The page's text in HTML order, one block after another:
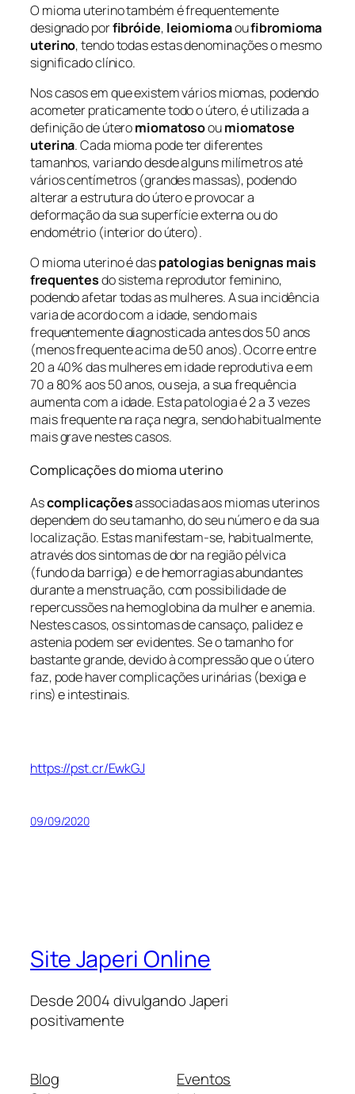
O mioma uterino também é frequentemente
designado porfibróide, leiomiomaoufibromioma
uterino, tendo todas estas denominações o mesmo
significado clínico.
Nos casos em que existem vários miomas, podendo
acometer praticamente todo o útero, é utilizada a
definição de úteromiomatosooumiomatose
uterina. Cada mioma pode ter diferentes
tamanhos, variando desde alguns milímetros até
vários centímetros (grandes massas), podendo
alterar a estrutura do útero e provocar a
deformação da sua superfície externa ou do
endométrio (interior do útero).
O mioma uterino é daspatologias benignas mais
frequentesdo sistema reprodutor feminino,
podendo afetar todas as mulheres. A sua incidência
varia de acordo com a idade, sendo mais
frequentemente diagnosticada antes dos 50 anos
(menos frequente acima de 50 anos). Ocorre entre
20 a 40% das mulheres em idade reprodutiva e em
70 a 80% aos 50 anos, ou seja, a sua frequência
aumenta com a idade. Esta patologia é 2 a 3 vezes
mais frequente na raça negra, sendo habitualmente
mais grave nestes casos.
Complicações do mioma uterino
Ascomplicaçõesassociadas aos miomas uterinos
dependem do seu tamanho, do seu número e da sua
localização. Estas manifestam-se, habitualmente,
através dos sintomas de dor na região pélvica
(fundo da barriga) e de hemorragias abundantes
durante a menstruação, com possibilidade de
repercussões na hemoglobina da mulher e anemia.
Nestes casos, os sintomas de cansaço, palidez e
astenia podem ser evidentes. Se o tamanho for
bastante grande, devido à compressão que o útero
faz, pode haver complicações urinárias (bexiga e
rins) e intestinais.
https://pst.cr/EwkGJ
09/09/2020
Site Japeri Online
Desde 2004 divulgando Japeri
positivamente
Blog
Eventos